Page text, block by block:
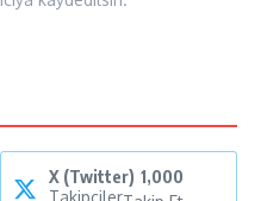
X (Twitter) 1,000